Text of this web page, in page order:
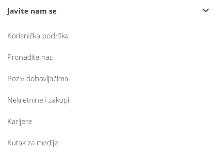
Javite nam se
Korisnička podrška
Pronađite nas
Poziv dobavljačima
Nekretnine i zakupi
Karijere
Kutak za medije